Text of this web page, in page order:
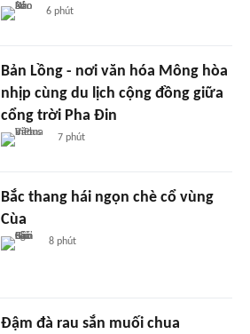
6 phút
Bản Lồng - nơi văn hóa Mông hòa
nhịp cùng du lịch cộng đồng giữa
cổng trời Pha Đin
7 phút
Bắc thang hái ngọn chè cổ vùng
Cùa
8 phút
Đậm đà rau sắn muối chua